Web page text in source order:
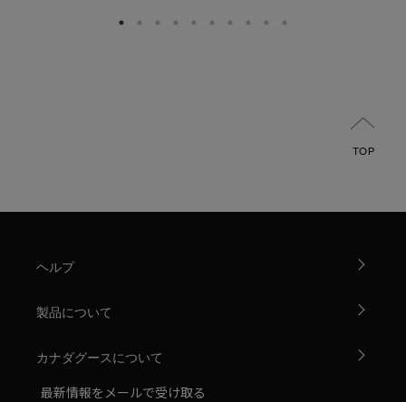
TOP
ヘルプ
製品について
カナダグースについて
最新情報をメールで受け取る